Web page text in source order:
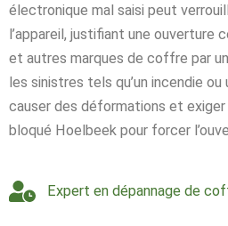
électronique mal saisi peut
l’appareil, justifiant une
et autres marques de coffre par
les sinistres tels qu’un incendie
causer des déformations et
bloqué Hoelbeek pour forcer
Expert en dépannage de